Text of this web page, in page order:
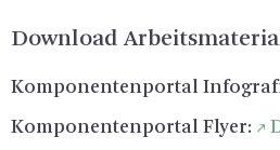
Down­load
Kom­po­nen­ten­por­tal
Kom­po­nen­ten­por­tal Flyer: